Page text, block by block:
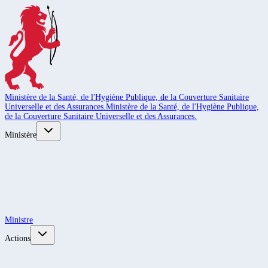
Ministère de la Santé, de l'Hygiène Publique, de la Couverture Sanitaire
Universelle et des Assurances.Ministère de la Santé, de l'Hygiène Publique,
de la Couverture Sanitaire Universelle et des Assurances.
Ministère
Ministre
Actions